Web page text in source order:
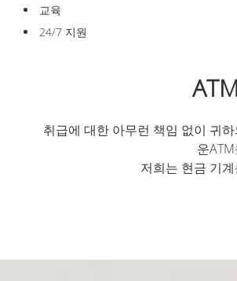
교육
24/7 지원
취급에 대한 아무런 책임 없이 귀
운
저희는 현금 기